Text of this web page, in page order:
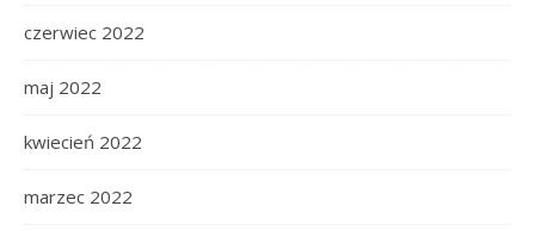
czerwiec 2022
maj 2022
kwiecień 2022
marzec 2022